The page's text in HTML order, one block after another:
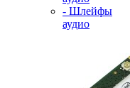
- Шлейфы
аудио